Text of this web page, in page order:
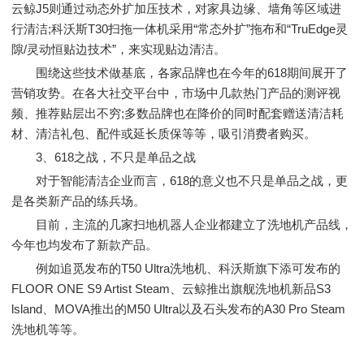
云鲸J5则通过动态外扩加压技术，对家具边缘、墙角等区域进
行清洁;科沃斯T30扫拖一体机采用“常态外扩”拖布和“TruEdge灵
隙/灵动恒贴边技术”，来实现贴边清洁。
围绕这些技术做基底，各家品牌也在今年的618期间展开了
营销攻势。在各大社交平台中，市场中几款热门产品的测评视
频、推荐贴层出不穷;多数品牌也在降价的同时配套赠送清洁耗
材、清洁礼包、配件或延长质保等等，吸引消费者购买。
3、618之战，不只是单品之战
对于智能清洁企业而言，618的意义也不只是单品之战，更
是各类新产品的练兵场。
目前，主流的几家扫地机器人企业都建立了洗地机产品线，
今年也均发布了新款产品。
例如追觅发布的T50 Ultra洗地机、科沃斯旗下添可发布的
FLOOR ONE S9 Artist Steam、云鲸推出旗舰洗地机新品S3
lsland、MOVA推出的M50 Ultra以及石头发布的A30 Pro Steam
洗地机等等。